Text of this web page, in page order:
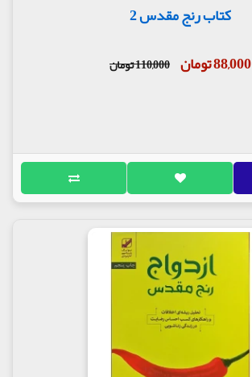
کتاب رنج مقدس 2
88,000 تومان 110,000 تومان